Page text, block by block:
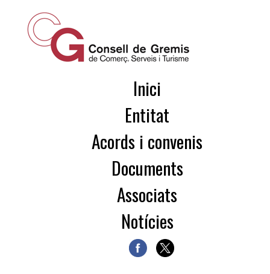
Inici
Entitat
Acords i convenis
Documents
Associats
Notícies